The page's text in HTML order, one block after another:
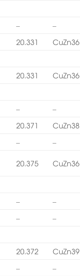
–
–
20.331
20.331
–
–
20.371
– –
20.375
–
–
– –
20.372
–
–